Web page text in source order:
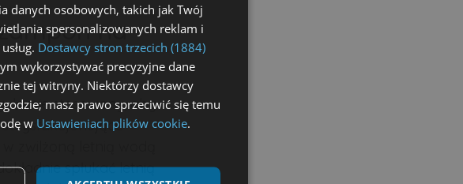
na
stosowany, aby
zwilżoną letnią wodą
spłukać letnią
danych osobowych, takich jak Twój
spersonalizowanych reklam i
Dostawcy stron trzecich (1884)
wykorzystywać precyzyjne dane
tej witryny. Niektórzy dostawcy
masz prawo sprzeciwić się temu
w Ustawieniach plików cookie.